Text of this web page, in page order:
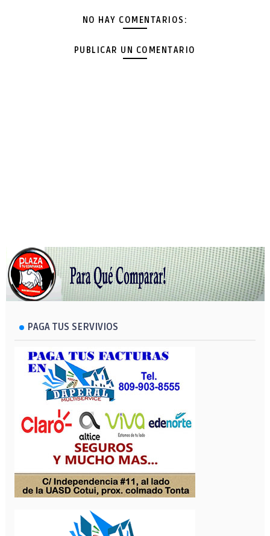
NO HAY COMENTARIOS:
PUBLICAR UN COMENTARIO
PAGA TUS SERVIVIOS